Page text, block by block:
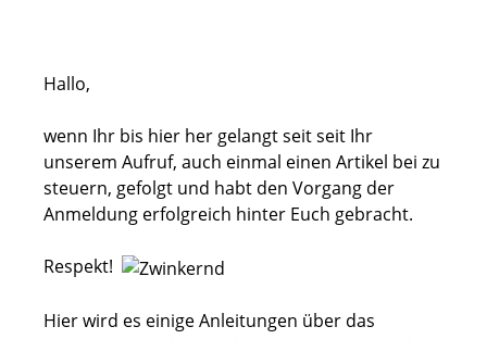
Hallo,
wenn Ihr bis hier her gelangt seit seit Ihr
unserem Aufruf, auch einmal einen Artikel bei zu
steuern, gefolgt und habt den Vorgang der
Anmeldung erfolgreich hinter Euch gebracht.
Respekt!
Hier wird es einige Anleitungen über das